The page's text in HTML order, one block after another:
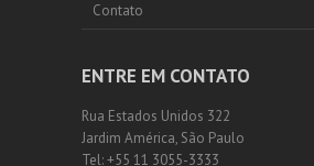
Contato
ENTRE EM CONTATO
Rua Estados Unidos 322
Jardim América, São Paulo
Tel: +55 11 3055-3333